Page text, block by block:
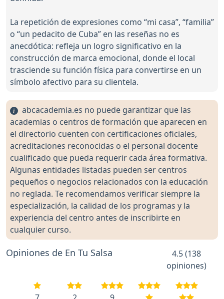
La repetición de expresiones como “mi casa”, “familia”
o “un pedacito de Cuba” en las reseñas no es
anecdótica: refleja un logro significativo en la
construcción de marca emocional, donde el local
trasciende su función física para convertirse en un
símbolo afectivo para su clientela.
abcacademia.es no puede garantizar que las
academias o centros de formación que aparecen en
el directorio cuenten con certificaciones oficiales,
acreditaciones reconocidas o el personal docente
cualificado que pueda requerir cada área formativa.
Algunas entidades listadas pueden ser centros
pequeños o negocios relacionados con la educación
no reglada. Te recomendamos verificar siempre la
especialización, la calidad de los programas y la
experiencia del centro antes de inscribirte en
cualquier curso.
Opiniones de En Tu Salsa
4.5 (138
opiniones)